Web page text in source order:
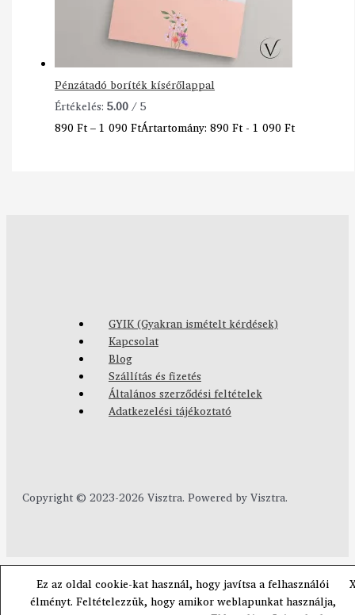
Pénzátadó boríték kísérőlappal
Értékelés:5.00/ 5
890Ft–1 090FtÁrtartomány: 890 Ft - 1 090 Ft
GYIK (Gyakran ismételt kérdések)
Kapcsolat
Blog
Szállítás és fizetés
Általános szerződési feltételek
Adatkezelési tájékoztató
Copyright © 2023-2026 Visztra. Powered by Visztra.
Ez az oldal cookie-kat használ, hogy javítsa a felhasználói
élményt. Feltételezzük, hogy amikor weblapunkat használja,